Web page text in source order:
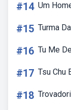
#14 Um
#15 Turma
#16 Tu Me
#17 Tsu Chu
#18